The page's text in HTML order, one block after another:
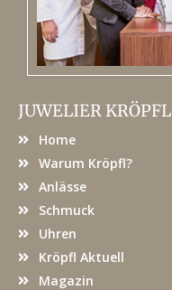
JUWELIER KRÖPFL
Home
Warum Kröpfl?
Anlässe
Schmuck
Uhren
Kröpfl Aktuell
Magazin